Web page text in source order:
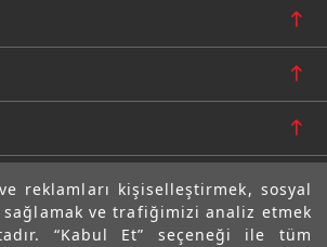
reklamları kişiselleştirmek, sosyal
ve trafiğimizi analiz etmek
“Kabul Et” seçeneği ile tüm
86
42
katılın. Avantajlardan ve indirimlerden